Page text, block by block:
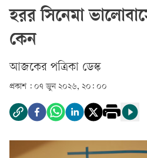
হরর সিনেমা
কেন
আজকের পত্রিকা ডেস্ক­
প্রকাশ : ০৭ জুন ২০২৬, ২০: ০০